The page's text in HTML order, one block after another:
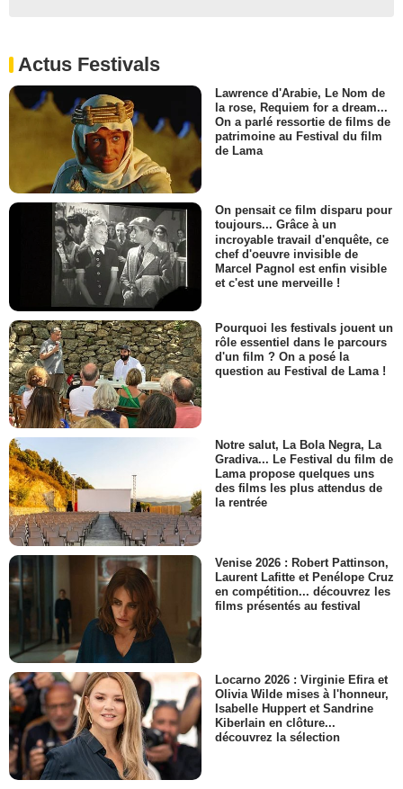
Actus Festivals
Lawrence d'Arabie, Le Nom de
la rose, Requiem for a dream...
On a parlé ressortie de films de
patrimoine au Festival du film
de Lama
On pensait ce film disparu pour
toujours... Grâce à un
incroyable travail d'enquête, ce
chef d'oeuvre invisible de
Marcel Pagnol est enfin visible
et c'est une merveille !
Pourquoi les festivals jouent un
rôle essentiel dans le parcours
d'un film ? On a posé la
question au Festival de Lama !
Notre salut, La Bola Negra, La
Gradiva... Le Festival du film de
Lama propose quelques uns
des films les plus attendus de
la rentrée
Venise 2026 : Robert Pattinson,
Laurent Lafitte et Penélope Cruz
en compétition... découvrez les
films présentés au festival
Locarno 2026 : Virginie Efira et
Olivia Wilde mises à l'honneur,
Isabelle Huppert et Sandrine
Kiberlain en clôture...
découvrez la sélection